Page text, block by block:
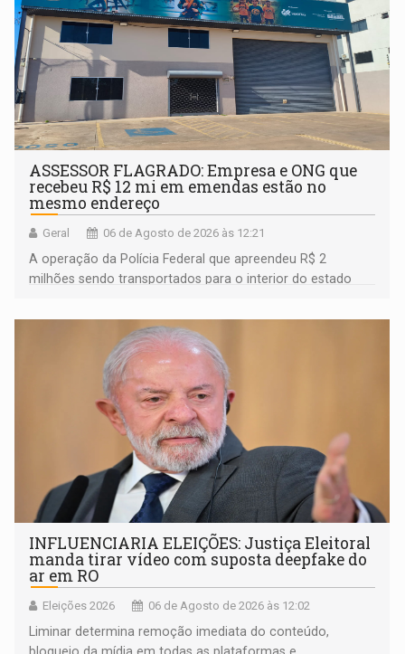
ASSESSOR FLAGRADO: Empresa e ONG que
recebeu R$ 12 mi em emendas estão no
mesmo endereço
Geral 06 de Agosto de 2026 às 12:21
A operação da Polícia Federal que apreendeu R$ 2
milhões sendo transportados para o interior do estado
ligação do suspeito com um deputado federal do União
Brasil por Rondônia
INFLUENCIARIA ELEIÇÕES: Justiça Eleitoral
manda tirar vídeo com suposta deepfake do
ar em RO
Eleições 2026 06 de Agosto de 2026 às 12:02
Liminar determina remoção imediata do conteúdo,
bloqueio da mídia em todas as plataformas e